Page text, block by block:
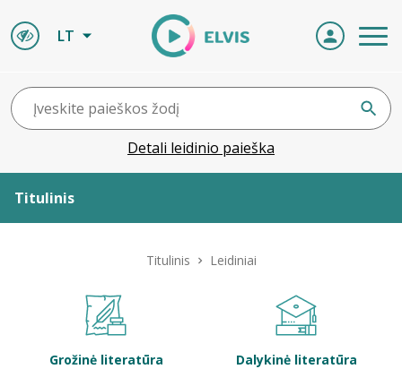
LT
Detali leidinio paieška
Titulinis
Titulinis Leidiniai
Grožinė literatūra Dalykinė literatūra